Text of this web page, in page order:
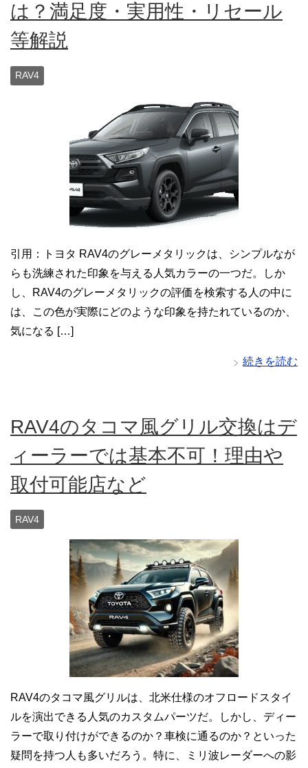
は？満足度・実用性・リセール
等解説
RAV4
引用：トヨタ RAV4のグレーメタリックは、シンプルなが
らも洗練された印象を与える人気カラーの一つだ。しか
し、RAV4のグレーメタリックの評価を検索する人の中に
は、この色が実際にどのような印象を持たれているのか、
気になる […]
続きを読む
RAV4のタコマ風グリル交換はデ
ィーラーでは基本不可！理由や
取付可能店など
RAV4
RAV4のタコマ風グリルは、北米仕様のオフロードスタイ
ルを演出できる人気のカスタムパーツだ。しかし、ディー
ラーで取り付けができるのか？車検に通るのか？といった
疑問を持つ人も多いだろう。特に、ミリ波レーダーへの影